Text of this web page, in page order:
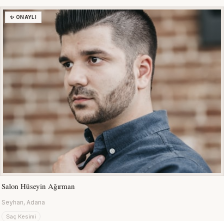
✨ ONAYLI
Salon Hüseyin Ağırman
Seyhan, Adana
Saç Kesimi